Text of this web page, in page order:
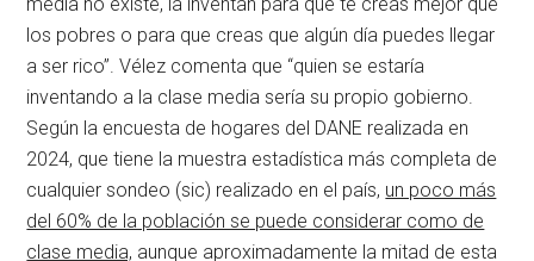
los pobres o para que creas que algún día puedes llegar
a ser rico”. Vélez comenta que “quien se estaría
inventando a la clase media sería su propio gobierno.
Según la encuesta de hogares del DANE realizada en
2024, que tiene la muestra estadística más completa de
cualquier sondeo (sic) realizado en el país, un poco más
del 60% de la población se puede considerar como de
clase media, aunque aproximadamente la mitad de esta